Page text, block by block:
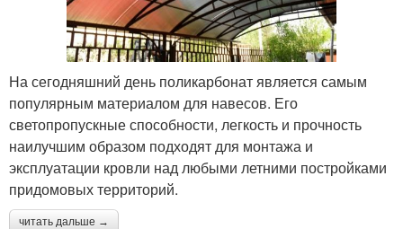
На сегодняшний день поликарбонат является самым
популярным материалом для навесов. Его
светопропускные способности, легкость и прочность
наилучшим образом подходят для монтажа и
эксплуатации кровли над любыми летними постройками
придомовых территорий.
читать дальше →